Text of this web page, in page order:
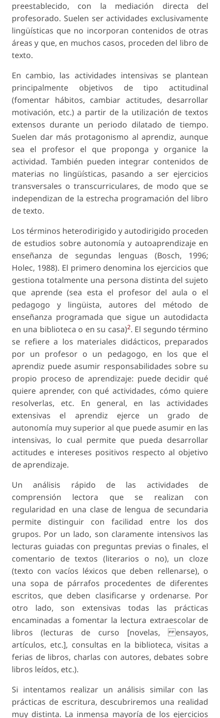
preestablecido, con la mediación directa del
profesorado. Suelen ser actividades exclusivamente
lingüísticas que no incorporan contenidos de otras
áreas y que, en muchos casos, proceden del libro de
texto.
En cambio, las actividades intensivas se plantean
principalmente objetivos de tipo actitudinal
(fomentar hábitos, cambiar actitudes, desarrollar
motivación, etc.) a partir de la utilización de textos
extensos durante un periodo dilatado de tiempo.
Suelen dar más protagonismo al aprendiz, aunque
sea el profesor el que proponga y organice la
actividad. También pueden integrar contenidos de
materias no lingüísticas, pasando a ser ejercicios
transversales o transcurriculares, de modo que se
independizan de la estrecha programación del libro
de texto.
Los términos heterodirigido y autodirigido proceden
de estudios sobre autonomía y autoaprendizaje en
enseñanza de segundas lenguas (Bosch, 1996;
Holec, 1988). El primero denomina los ejercicios que
gestiona totalmente una persona distinta del sujeto
que aprende (sea esta el profesor del aula o el
pedagogo y lingüista, autores del método de
enseñanza programada que sigue un autodidacta
en una biblioteca o en su casa)2. El segundo término
se refiere a los materiales didácticos, preparados
por un profesor o un pedagogo, en los que el
aprendiz puede asumir responsabilidades sobre su
propio proceso de aprendizaje: puede decidir qué
quiere aprender, con qué actividades, cómo quiere
resolverlas, etc. En general, en las actividades
extensivas el aprendiz ejerce un grado de
autonomía muy superior al que puede asumir en las
intensivas, lo cual permite que pueda desarrollar
actitudes e intereses positivos respecto al objetivo
de aprendizaje.
Un análisis rápido de las actividades de
comprensión lectora que se realizan con
regularidad en una clase de lengua de secundaria
permite distinguir con facilidad entre los dos
grupos. Por un lado, son claramente intensivos las
lecturas guiadas con preguntas previas o finales, el
comentario de textos (literarios o no), un cloze
(texto con vacíos léxicos que deben rellenarse), o
una sopa de párrafos procedentes de diferentes
escritos, que deben clasificarse y ordenarse. Por
otro lado, son extensivas todas las prácticas
encaminadas a fomentar la lectura extraescolar de
libros (lecturas de curso [novelas, ensayos,
artículos, etc.], consultas en la biblioteca, visitas a
ferias de libros, charlas con autores, debates sobre
libros leídos, etc.).
Si intentamos realizar un análisis similar con las
prácticas de escritura, descubriremos una realidad
muy distinta. La inmensa mayoría de los ejercicios